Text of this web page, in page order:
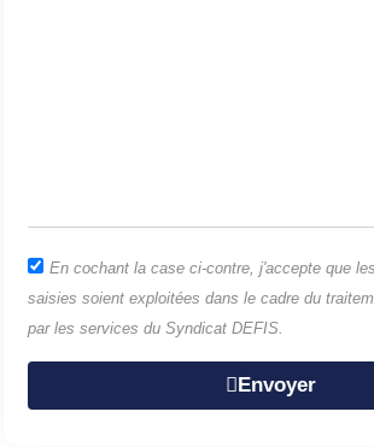
En cochant la case ci-contre, j'accepte que
saisies soient exploitées dans le cadre du
par les services du Syndicat DEFIS.
Envoyer